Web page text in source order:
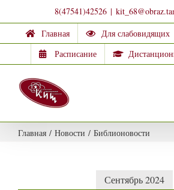
to
content
8(47541)42526 |
Главная
Для слабовидящих
Расписание
Главная / Новости / Библионовости
Сентябрь 2024